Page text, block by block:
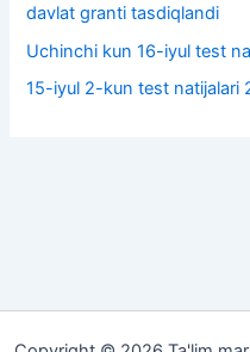
davlat granti tasdiqlandi
Uchinchi kun 16-iyul test
15-iyul 2-kun test natijalari